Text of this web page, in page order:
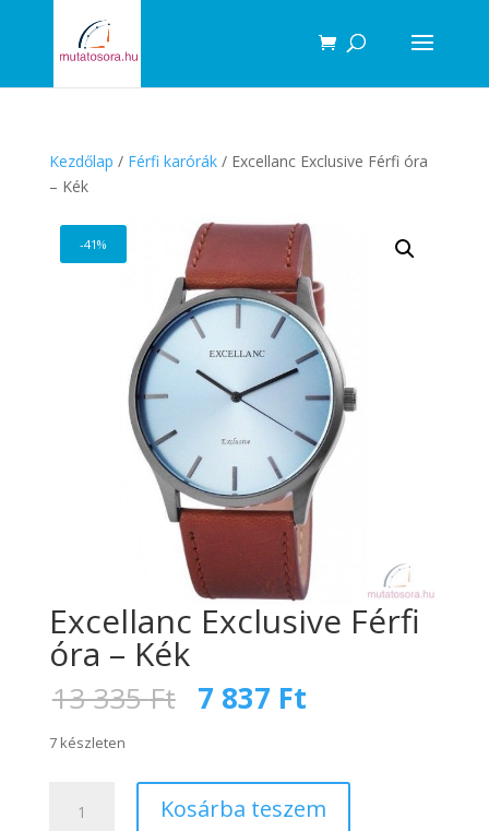
Kezdőlap / Férfi karórák/ Excellanc Exclusive Férfi óra
– Kék
-41%
Excellanc Exclusive Férfi
óra – Kék
13 335Ft Original
price
13
335 Ft.
7 837 Ft
7
837 Ft.
7 készleten
Exclusive
Kosárba teszem